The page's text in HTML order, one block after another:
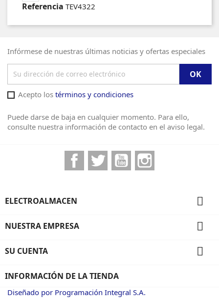
Referencia TEV4322
Infórmese de nuestras últimas noticias y ofertas especiales
Acepto los términos y condiciones
Puede darse de baja en cualquier momento. Para ello,
consulte nuestra información de contacto en el aviso legal.
FacebookTwitter YouTube
ELECTROALMACEN 
NUESTRA EMPRESA 
SU CUENTA 
INFORMACIÓN DE LA TIENDA
Diseñado por Programación Integral S.A.